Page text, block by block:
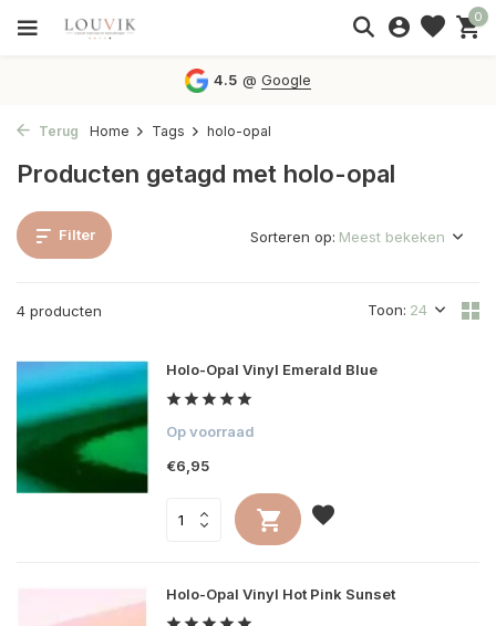
0
4.5 @Google
Terug Home Tags holo-opal
Producten getagd met holo-opal
Filter
4 producten Toon:
Sorteren op:
Holo-Opal Vinyl Emerald Blue
Op voorraad
€6,95
Holo-Opal Vinyl Hot Pink Sunset